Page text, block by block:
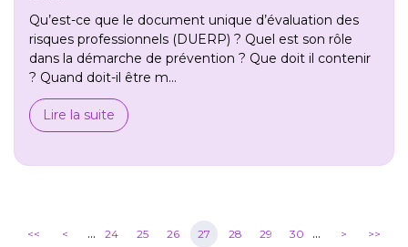
Qu’est-ce que le document unique d’évaluation des
risques professionnels (DUERP) ? Quel est son rôle
dans la démarche de prévention ? Que doit il contenir
? Quand doit-il être m...
Lire la suite
<< < ... 24 25 26 27 28 29 30 ... > >>